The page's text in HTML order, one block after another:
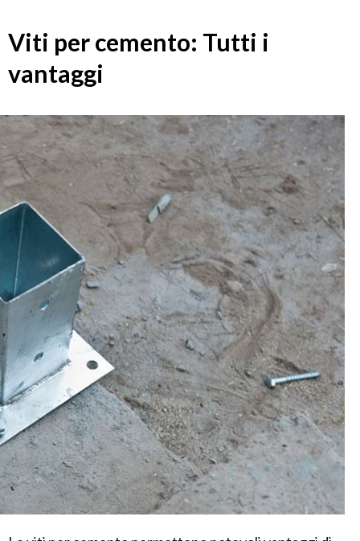
Viti per cemento: Tutti i
vantaggi